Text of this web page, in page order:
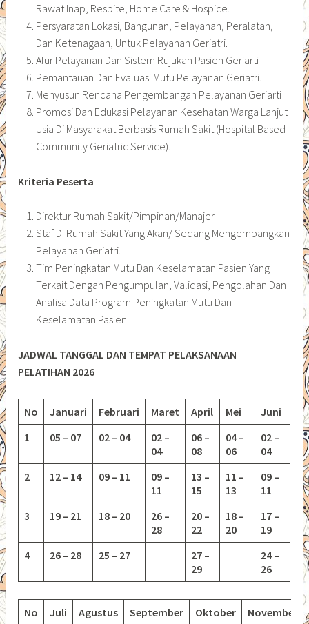
Rawat Inap, Respite, Home Care & Hospice.
Persyaratan Lokasi, Bangunan, Pelayanan, Peralatan,
Dan Ketenagaan, Untuk Pelayanan Geriatri.
Alur Pelayanan Dan Sistem Rujukan Pasien Geriarti
Pemantauan Dan Evaluasi Mutu Pelayanan Geriatri.
Menyusun Rencana Pengembangan Pelayanan Geriarti
Promosi Dan Edukasi Pelayanan Kesehatan Warga Lanjut
Usia Di Masyarakat Berbasis Rumah Sakit (Hospital Based
Community Geriatric Service).
Kriteria Peserta
Direktur Rumah Sakit/Pimpinan/Manajer
Staf Di Rumah Sakit Yang Akan/ Sedang Mengembangkan
Pelayanan Geriatri.
Tim Peningkatan Mutu Dan Keselamatan Pasien Yang
Terkait Dengan Pengumpulan, Validasi, Pengolahan Dan
Analisa Data Program Peningkatan Mutu Dan
Keselamatan Pasien.
JADWAL TANGGAL DAN TEMPAT PELAKSANAAN
PELATIHAN 2026
No Januari Februari Maret April Mei
Juni
1
05 – 07 02 – 04
02 –
04
06 –
08
04 –
06
02 –
04
2
12 – 14 09 – 11
09 –
11
13 –
15
11 –
13
09 –
11
3
19 – 21 18 – 20
26 –
28
20 –
22
18 –
20
17 –
19
4
26 – 28 25 – 27
27 –
29
24 –
26
No Juli Agustus September Oktober
November